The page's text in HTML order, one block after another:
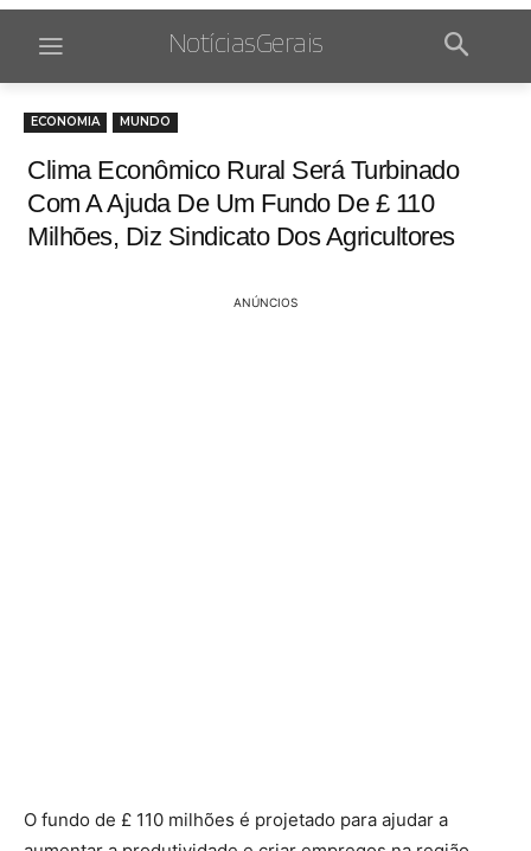
NotíciasGerais
ECONOMIA MUNDO
Clima Econômico Rural Será Turbinado
Com A Ajuda De Um Fundo De £ 110
Milhões, Diz Sindicato Dos Agricultores
ANÚNCIOS
O fundo de £ 110 milhões é projetado para ajudar a